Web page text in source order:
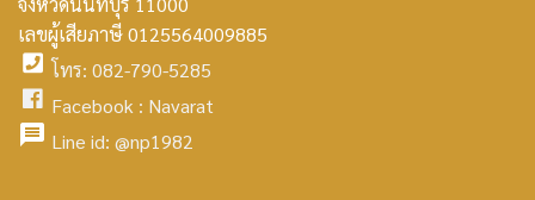
home
icon
เลขผู้เสียภาษี 0125564009885
facebook
icon
โทร: 082-790-5285
facebook
Facebook : Navarat
Line id: @np1982